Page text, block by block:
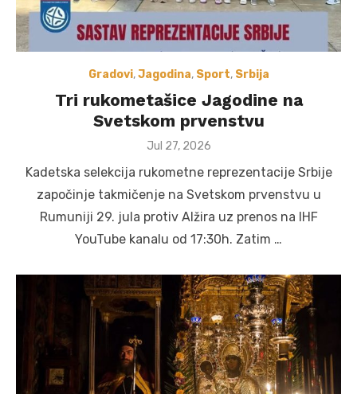
Gradovi,Jagodina, Sport, Srbija
Tri rukometašice Jagodine na
Svetskom prvenstvu
Posted
Jul 27, 2026
Kadetska selekcija rukometne reprezentacije Srbije
započinje takmičenje na Svetskom prvenstvu u
Rumuniji 29. jula protiv Alžira uz prenos na IHF
YouTube kanalu od 17:30h. Zatim …